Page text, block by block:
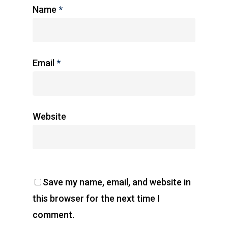
Name *
Email *
Website
Save my name, email, and website in
this browser for the next time I
comment.